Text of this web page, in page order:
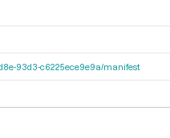
93d3-c6225ece9e9a/manifest